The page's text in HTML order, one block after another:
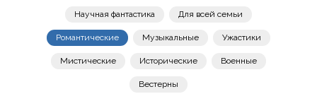
Научная фантастика Для всей семьи
Романтические Музыкальные Ужастики
Мистические Исторические Военные
Вестерны